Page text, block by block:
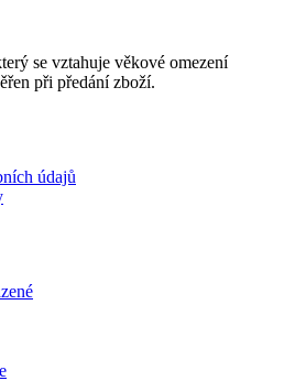
se vztahuje věkové omezení
při předání zboží.
údajů